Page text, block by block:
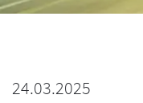
24.03.2025